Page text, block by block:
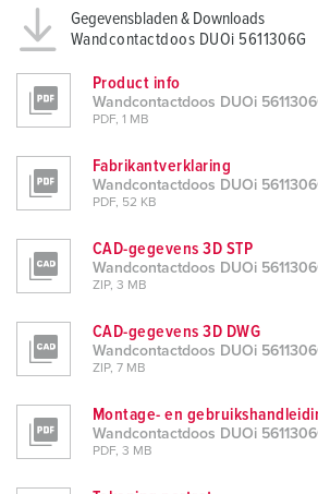
Gegevensbladen & Downloads
Wandcontactdoos DUOi 5611306G
Product info
Wandcontactdoos DUOi
PDF, 1 MB
Fabrikantverklaring
Wandcontactdoos DUOi
PDF, 52 KB
CAD-gegevens 3D STP
Wandcontactdoos DUOi
ZIP, 3 MB
CAD-gegevens 3D DWG
Wandcontactdoos DUOi
ZIP, 7 MB
Montage- en
Wandcontactdoos DUOi
PDF, 3 MB